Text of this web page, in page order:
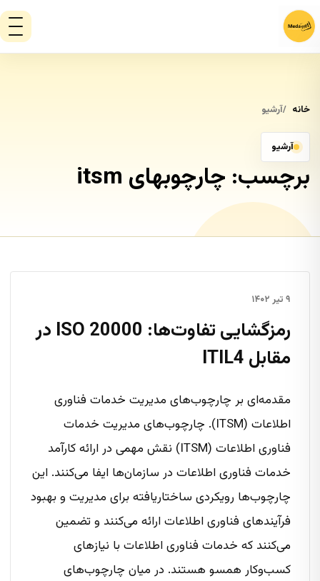
خانه آرشیو
آرشیو
برچسب: چارچوبهای itsm
۹ تیر ۱۴۰۲
رمزگشایی تفاوت‌ها: ISO 20000 در
مقابل ITIL4
مقدمه‌ای بر چارچوب‌های مدیریت خدمات فناوری
اطلاعات (ITSM). چارچوب‌های مدیریت خدمات
فناوری اطلاعات (ITSM) نقش مهمی در ارائه کارآمد
خدمات فناوری اطلاعات در سازمان‌ها ایفا می‌کنند. این
چارچوب‌ها رویکردی ساختاریافته برای مدیریت و بهبود
فرآیندهای فناوری اطلاعات ارائه می‌کنند و تضمین
می‌کنند که خدمات فناوری اطلاعات با نیازهای
کسب‌وکار همسو هستند. در میان چارچوب‌های